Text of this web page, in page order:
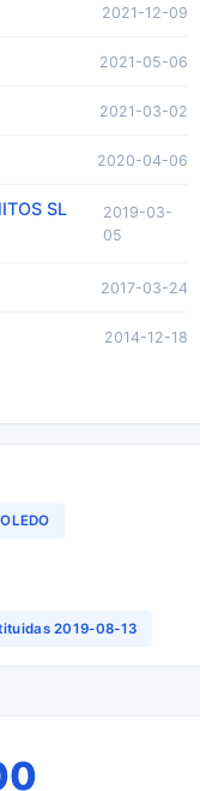
2021-12-09
2021-05-06
2021-03-02
2020-04-06
SL
2019-03-
05
2017-03-24
2014-12-18
2019-08-13